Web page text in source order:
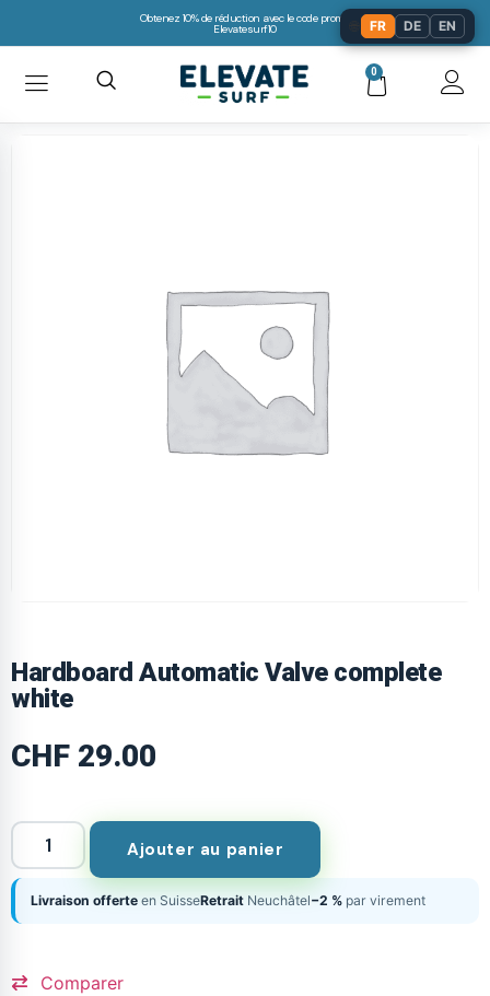
Obtenez 10% de réduction avec le code promo:
Elevatesurf10
0
Hardboard Automatic Valve complete
white
CHF 29.00
Ajouter au panier
Livraison offerte en SuisseRetrait Neuchâtel−2 % par virement
Comparer
FR DE EN